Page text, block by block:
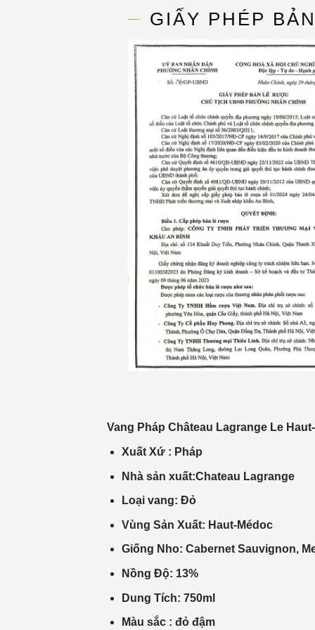
GIẤY PHÉP
Vang Pháp Château Lagrange Le
Xuất Xứ : Pháp
Nhàsản xuất:Chateau Lagrange
Loại vang: Đỏ
Vùng Sản Xuất: Haut-Médoc
Giống Nho: Cabernet Sauvignon,
Nồng Độ: 13%
Dung Tích: 750ml
Màu sắc : đỏ đậm